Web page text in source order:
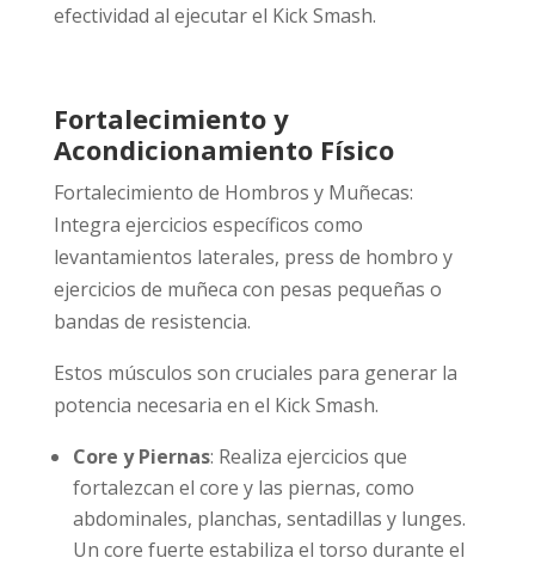
efectividad al ejecutar el Kick Smash.
Fortalecimiento y
Acondicionamiento Físico
Fortalecimiento de Hombros y Muñecas:
Integra ejercicios específicos como
levantamientos laterales, press de hombro y
ejercicios de muñeca con pesas pequeñas o
bandas de resistencia.
Estos músculos son cruciales para generar la
potencia necesaria en el Kick Smash.
Core y Piernas: Realiza ejercicios que
fortalezcan el core y las piernas, como
abdominales, planchas, sentadillas y lunges.
Un core fuerte estabiliza el torso durante el